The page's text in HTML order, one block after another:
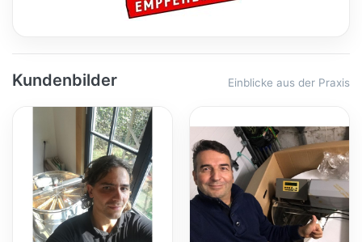
Kundenbilder Einblicke aus der Praxis